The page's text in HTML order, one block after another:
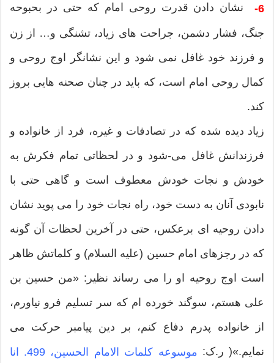
6- نشان دادن قدرت روحی امام که حتی در بحبوحه
جنگ، فشار دشمن، جراحت های زیاد، تشنگی و… از زن
و فرزند خود غافل نمی شود و این نشانگر اوج روحی و
کمال روحی امام است، که باید در چنان صحنه هایی بروز
کند.
زیاد دیده شده که در تصادفات و غیره، فرد از خانواده و
فرزندانش غافل می-شود و در لحظاتی تمام فکرش به
خودش و نجات خودش معطوف است و گاهی حتی با
نابودی آنان به دست خود، راه نجات خود را می پوید نشان
دادن روحیه ای برعکس، حتی در آخرین لحظات آن گونه
که در رجزهای امام حسین (علیه السلام) و کلماتش ظاهر
است اوج روحیه او را می رساند نظیر: «من حسین بن
علی هستم، سوگند خورده ام که سر تسلیم فرو نیاورم،
از خانواده پدرم دفاع کنم، بر دین پیامبر حرکت می
نمایم.»( ر.ک:
موسوعه کلمات الامام الحسین، 499. انا